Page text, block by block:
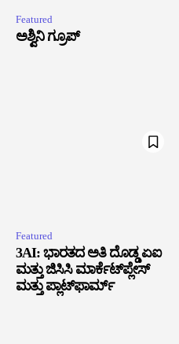
Featured
ಅಶ್ವಿನಿ ಗ್ರೂಪ್
Featured
3AI: ಭಾರತದ ಅತಿ ದೊಡ್ಡ ಏಐ
ಮತ್ತು ಜಿಸಿಸಿ ಮಾರ್ಕೆಟ್‌ಪ್ಲೇಸ್
ಮತ್ತು ಪ್ಲಾಟ್‌ಫಾರ್ಮ್